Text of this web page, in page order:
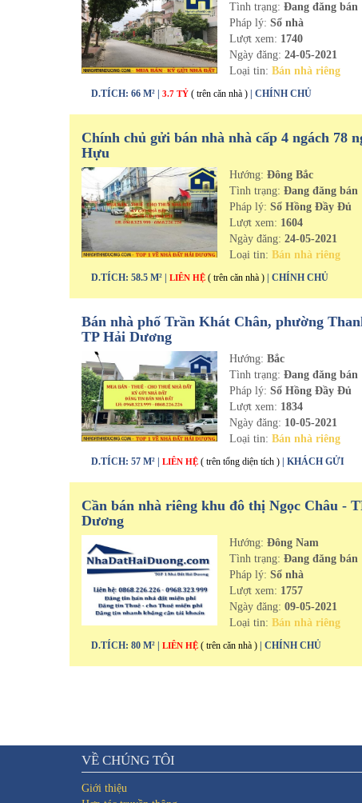
Tình trạng:Đang đăng bán
Pháp lý: Sổ nhà
Lượt xem: 1740
Ngày đăng:24-05-2021
Loại tin:Bán nhà riêng
D.TÍCH: 66 M² | 3.7 TỶ ( trên căn nhà ) | CHÍNH CHỦ
Chính chủ gửi bán nhà nhà cấp 4 ngách 78
Hựu
Hướng:Đông Bắc
Tình trạng:Đang đăng bán
Pháp lý: Sổ Hồng Đầy Đủ
Lượt xem: 1604
Ngày đăng:24-05-2021
Loại tin:Bán nhà riêng
D.TÍCH: 58.5 M² | LIÊN HỆ ( trên căn nhà ) | CHÍNH CHỦ
Bán nhà phố Trần Khát Chân, phường
TP Hải Dương
Hướng:Bắc
Tình trạng:Đang đăng bán
Pháp lý: Sổ Hồng Đầy Đủ
Lượt xem: 1834
Ngày đăng: 10-05-2021
Loại tin:Bán nhà riêng
D.TÍCH: 57 M² | LIÊN HỆ ( trên tổng diện tích ) | KHÁCH GỬI
Cần bán nhà riêng khu đô thị Ngọc Châu -
Dương
Hướng:Đông Nam
Tình trạng:Đang đăng bán
Pháp lý: Sổ nhà
Lượt xem: 1757
Ngày đăng:09-05-2021
Loại tin:Bán nhà riêng
D.TÍCH: 80 M² | LIÊN HỆ ( trên căn nhà ) | CHÍNH CHỦ
VỀ CHÚNG TÔI
Giới thiệu